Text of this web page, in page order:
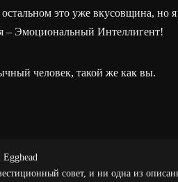
это уже вкусовщина, но
– Эмоциональный Интеллигент!
человек, такой же как вы.
совет, и ни одна из